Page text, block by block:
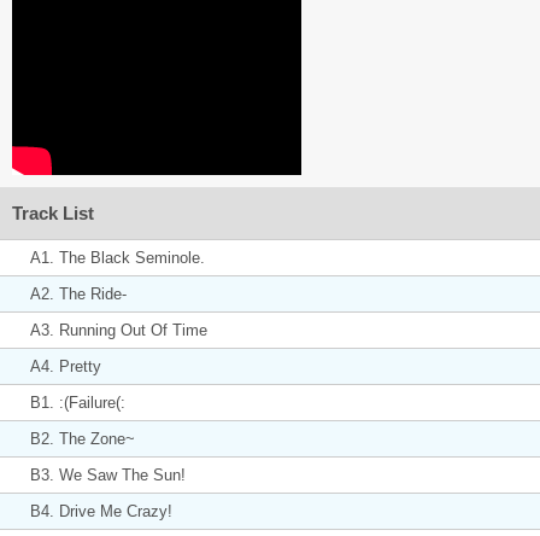
Track List
A1. The Black Seminole.
A2. The Ride-
A3. Running Out Of Time
A4. Pretty
B1. :(Failure(:
B2. The Zone~
B3. We Saw The Sun!
B4. Drive Me Crazy!